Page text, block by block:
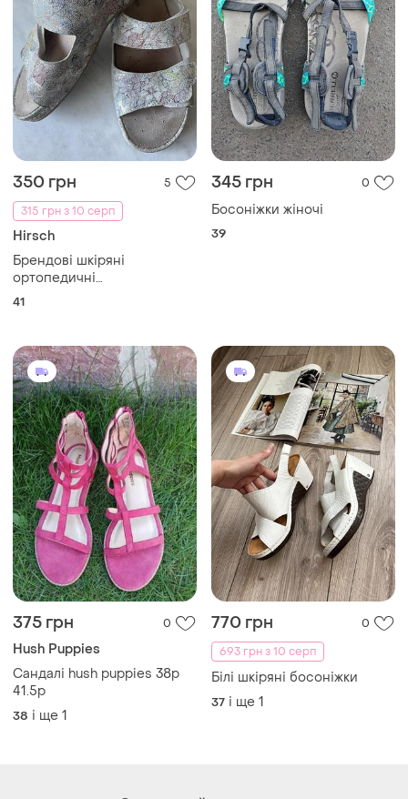
350 грн
5
315 грн з 10 серп
Hirsch
Брендові шкіряні
ортопедичні
босоніжки.устілка 26.5см
41
345 грн 0
Босоніжки жіночі
39
375 грн 0
Hush Puppies
Сандалі hush puppies 38р
41.5р
38 і ще 1
770 грн
0
693 грн з 10 серп
Білі шкіряні босоніжки
37 і ще 1